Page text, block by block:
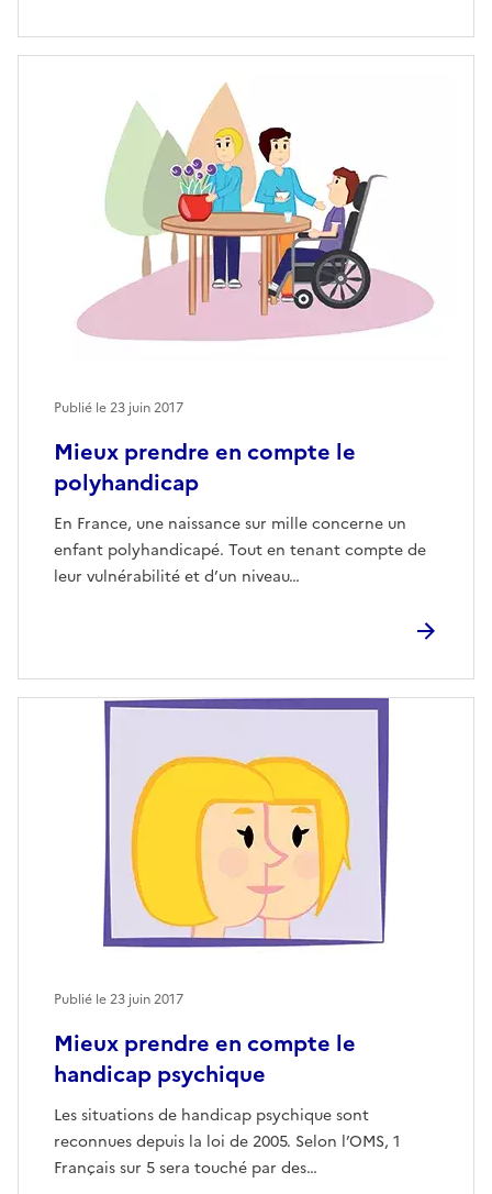
Mieux prendre en compte le
polyhandicap
En France, une naissance sur mille concerne un
enfant polyhandicapé. Tout en tenant compte de
leur vulnérabilité et d’un niveau…
Publié le23 juin 2017
Mieux prendre en compte le
handicap psychique
Les situations de handicap psychique sont
reconnues depuis la loi de 2005. Selon l’OMS, 1
Français sur 5 sera touché par des…
Publié le23 juin 2017